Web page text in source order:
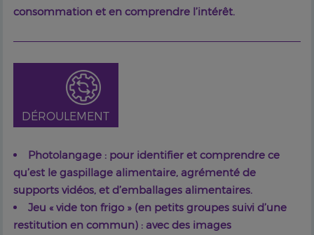
consommation et en comprendre l’intérêt.
DÉROULEMENT
Photolangage : pour identifier et comprendre ce
qu’est le gaspillage alimentaire, agrémenté de
supports vidéos, et d’emballages alimentaires.
Jeu « vide ton frigo » (en petits groupes suivi d’une
restitution en commun) : avec des images